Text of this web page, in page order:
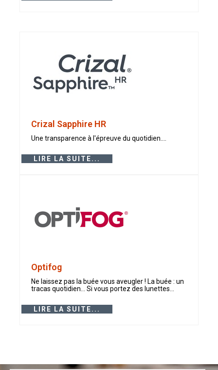
Crizal Sapphire HR
Une transparence à l'épreuve du quotidien....
LIRE LA SUITE...
Optifog
Ne laissez pas la buée vous aveugler ! La buée : un
tracas quotidien… Si vous portez des lunettes...
LIRE LA SUITE...